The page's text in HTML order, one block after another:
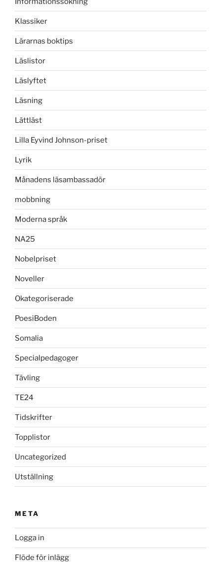
Klassiker
Lärarnas boktips
Läslistor
Läslyftet
Läsning
Lättläst
Lilla Eyvind Johnson-priset
Lyrik
Månadens läsambassadör
mobbning
Moderna språk
NA25
Nobelpriset
Noveller
Okategoriserade
PoesiBoden
Somalia
Specialpedagoger
Tävling
TE24
Tidskrifter
Topplistor
Uncategorized
Utställning
META
Logga in
Flöde för inlägg